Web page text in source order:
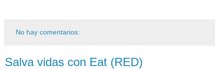
No hay comentarios:
Salva vidas con Eat (RED)